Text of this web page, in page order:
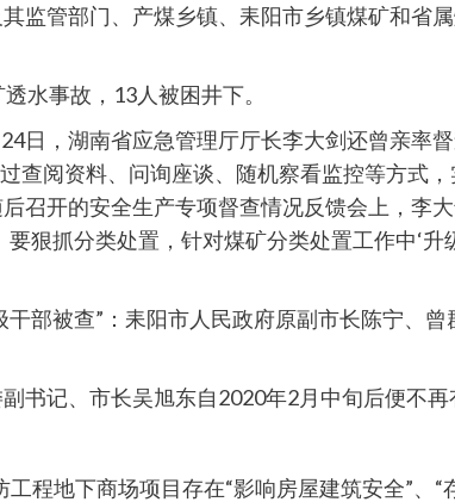
监管部门、产煤乡镇、耒阳市乡镇煤矿和省
水事故，13人被困井下。
日，湖南省应急管理厅厅长李大剑还曾亲率
查阅资料、问询座谈、随机察看监控等方式
召开的安全生产专项督查情况反馈会上，李
抓分类处置，针对煤矿分类处置工作中‘升级
部被查”：耒阳市人民政府原副市长陈宁、
书记、市长吴旭东自2020年2月中旬后便不再
程地下商场项目存在“影响房屋建筑安全”、“